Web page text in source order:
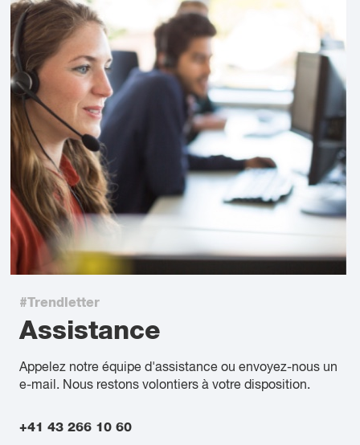
#Trendletter
Assistance
Appelez notre équipe d'assistance ou envoyez-nous un
e-mail. Nous restons volontiers à votre disposition.
+41 43 266 10 60